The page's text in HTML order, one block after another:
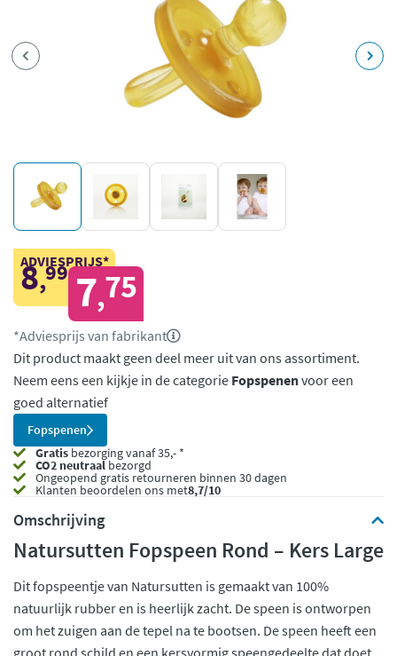
ADVIESPRIJS*
8,99 7,75
*Adviesprijs van fabrikant
Dit product maakt geen deel meer uit van ons assortiment.
Neem eens een kijkje in de categorie Fopspenenvoor een
goed alternatief
Fopspenen
Gratis bezorging vanaf 35,- *
CO2 neutraalbezorgd
Ongeopend gratis retourneren binnen 30 dagen
Klanten beoordelen ons met8,7/10
Omschrijving
Natursutten Fopspeen Rond – Kers Large
Dit fopspeentje van Natursutten is gemaakt van 100%
natuurlijk rubber en is heerlijk zacht. De speen is ontworpen
om het zuigen aan de tepel na te bootsen. De speen heeft een
groot rond schild en een kersvormig speengedeelte dat doet